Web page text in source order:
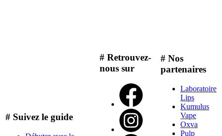
# Suivez le guide
# Retrouvez-
nous sur
# Nos
partenaires
Laboratoire
Lips
Kumulus
Vape
Oxva
Pulp